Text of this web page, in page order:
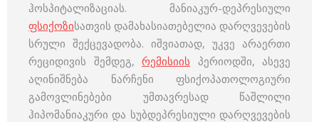
ჰოსპიტალიზაციას. მანიაკურ-დეპრესიული
ფსიქოზისათვის დამახასიათებელია დარღვევების
სრული შექცევადობა. იშვიათად, უკვე არაერთი
რეციდივის შემდეგ, რემისიის პერიოდში, ასევე
აღინიშნება ნარჩენი ფსიქოპათოლოგიური
გამოვლინებები უმთავრესად წაშლილი
ჰიპომანიაკური და სუბდეპრესიული დარღვევების